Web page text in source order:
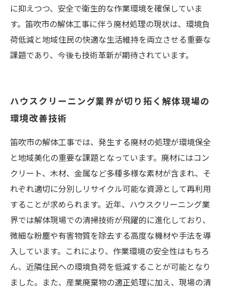
に抑えつつ、安全で衛生的な作業環境を確保していま
す。笛吹市の解体工事に伴う廃材処理の現状は、環境負
荷低減と地域住民の快適な生活維持を両立させる重要な
課題であり、今後も技術革新が期待されています。
ハウスクリーニング業界が切り拓く解体現場の
環境改善技術
笛吹市の解体工事では、発生する廃材の処理が環境保全
と地域美化の重要な課題となっています。廃材にはコン
クリート、木材、金属など多種多様な素材が含まれ、そ
れぞれ適切に分別しリサイクル可能な資源として再利用
することが求められます。近年、ハウスクリーニング業
界では解体現場での清掃技術が飛躍的に進化しており、
微細な粉塵や有害物質を除去する高度な機材や手法を導
入しています。これにより、作業環境の安全性はもちろ
ん、近隣住民への環境負荷を低減することが可能となり
ました。また、産業廃棄物の適正処理に加え、現場の清